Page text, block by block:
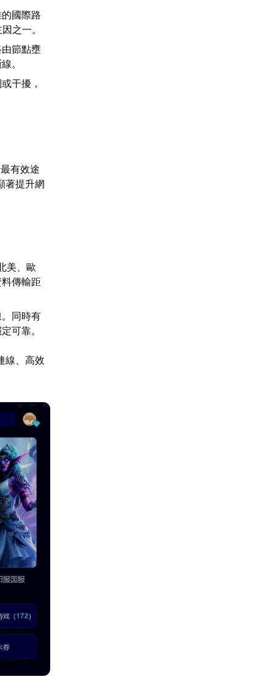
國際路
之一。
節點壅
。
干擾，
有效途
著提升網
美、歐
傳輸距
同時有
可靠。
線、高效